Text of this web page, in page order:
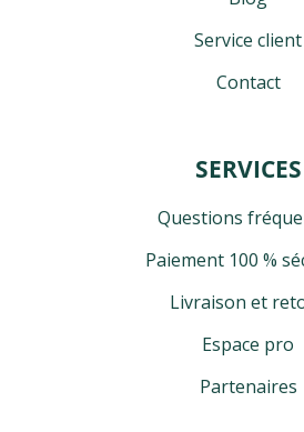
Service client
Contact
SERVICES
Questions
Paiement 100 %
Livraison et
Espace pro
Partenaires